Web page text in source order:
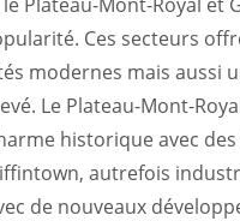
Ces secteurs
modernes mais aussi
Le Plateau-Mont-
historique avec
autrefois
de nouveaux